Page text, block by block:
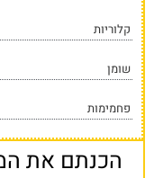
קלוריות
שומן
פחמימות
הכנתם את